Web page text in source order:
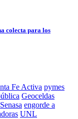
colecta para los
Fe Activa pymes
Geoceldas
Senasa engorde a
UNL